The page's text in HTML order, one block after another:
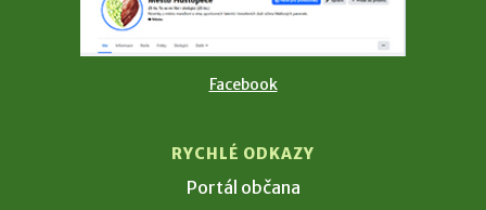
Facebook
RYCHLÉ ODKAZY
Portál občana